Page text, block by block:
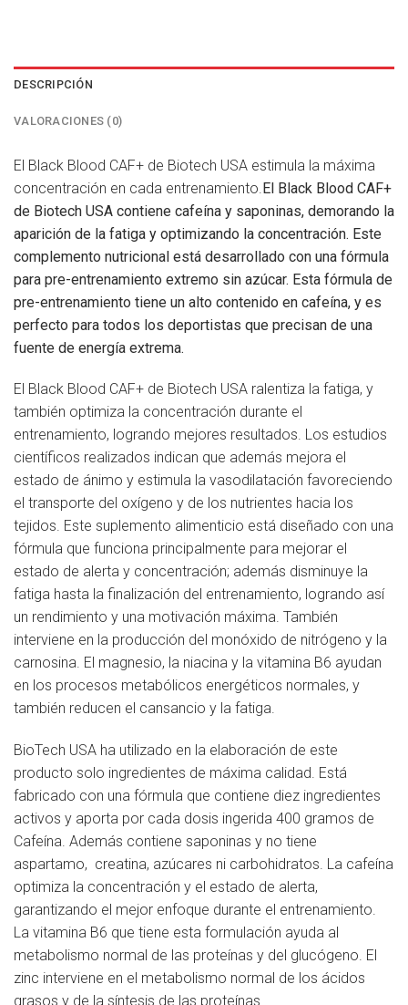
DESCRIPCIÓN
VALORACIONES (0)
El Black Blood CAF+ de Biotech USA estimula la máxima
concentración en cada entrenamiento. El Black Blood CAF+
de Biotech USA contiene cafeína y saponinas, demorando la
aparición de la fatiga y optimizando la concentración. Este
complemento nutricional está desarrollado con una fórmula
para pre-entrenamiento extremo sin azúcar. Esta fórmula de
pre-entrenamiento tiene un alto contenido en cafeína, y es
perfecto para todos los deportistas que precisan de una
fuente de energía extrema.
El Black Blood CAF+ de Biotech USA ralentiza la fatiga, y
también optimiza la concentración durante el
entrenamiento, logrando mejores resultados. Los estudios
científicos realizados indican que además mejora el
estado de ánimo y estimula la vasodilatación favoreciendo
el transporte del oxígeno y de los nutrientes hacia los
tejidos. Este suplemento alimenticio está diseñado con una
fórmula que funciona principalmente para mejorar el
estado de alerta y concentración; además disminuye la
fatiga hasta la finalización del entrenamiento, logrando así
un rendimiento y una motivación máxima. También
interviene en la producción del monóxido de nitrógeno y la
carnosina. El magnesio, la niacina y la vitamina B6 ayudan
en los procesos metabólicos energéticos normales, y
también reducen el cansancio y la fatiga.
BioTech USA ha utilizado en la elaboración de este
producto solo ingredientes de máxima calidad. Está
fabricado con una fórmula que contiene diez ingredientes
activos y aporta por cada dosis ingerida 400 gramos de
Cafeína. Además contiene saponinas y no tiene
aspartamo, creatina, azúcares ni carbohidratos. La cafeína
optimiza la concentración y el estado de alerta,
garantizando el mejor enfoque durante el entrenamiento.
La vitamina B6 que tiene esta formulación ayuda al
metabolismo normal de las proteínas y del glucógeno. El
zinc interviene en el metabolismo normal de los ácidos
grasos y de la síntesis de las proteínas.